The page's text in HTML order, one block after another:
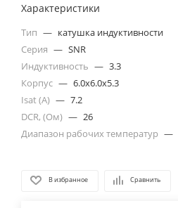
Характеристики
Тип — катушка индуктивности
Серия — SNR
Индуктивность — 3.3
Корпус — 6.0x6.0x5.3
Isat (A) — 7.2
DCR, (Ом) — 26
Диапазон рабочих температур —
В избранное Сравнить